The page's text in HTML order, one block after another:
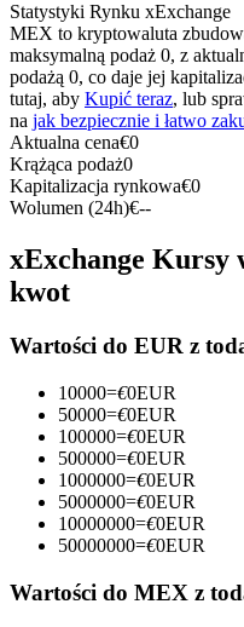
Kontrakty terminowe
Kontrakty futures
Dołącz do najlepszych
Zostań traderem
Statystyki Rynku xExchange
MEX to kryptowaluta
maksymalną podaż 0, z
podażą 0, co daje jej
tutaj, aby Kupić teraz, lub
na jak bezpiecznie i łatwo
Aktualna cena€0
Krążąca podaż0
Kapitalizacja rynkowa€0
Wolumen (24h)€--
xExchange Kursy
kwot
Wartości do EUR z
10000=€0EUR
50000=€0EUR
100000=€0EUR
500000=€0EUR
1000000=€0EUR
5000000=€0EUR
10000000=€0EUR
50000000=€0EUR
Wartości do MEX z